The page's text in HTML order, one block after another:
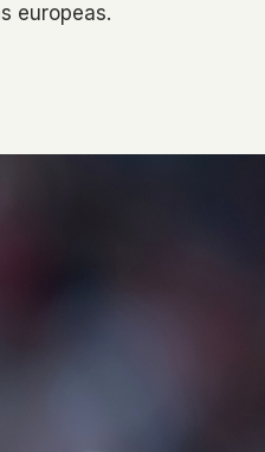
europeas.